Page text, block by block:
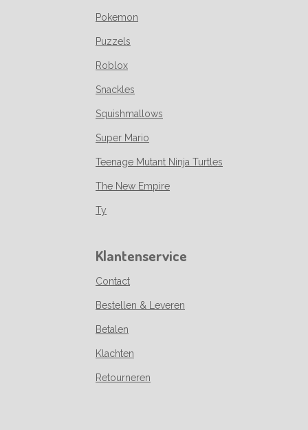
Pokemon
Puzzels
Roblox
Snackles
Squishmallows
Super Mario
Teenage Mutant Ninja Turtles
The New Empire
Ty
Klantenservice
Contact
Bestellen & Leveren
Betalen
Klachten
Retourneren